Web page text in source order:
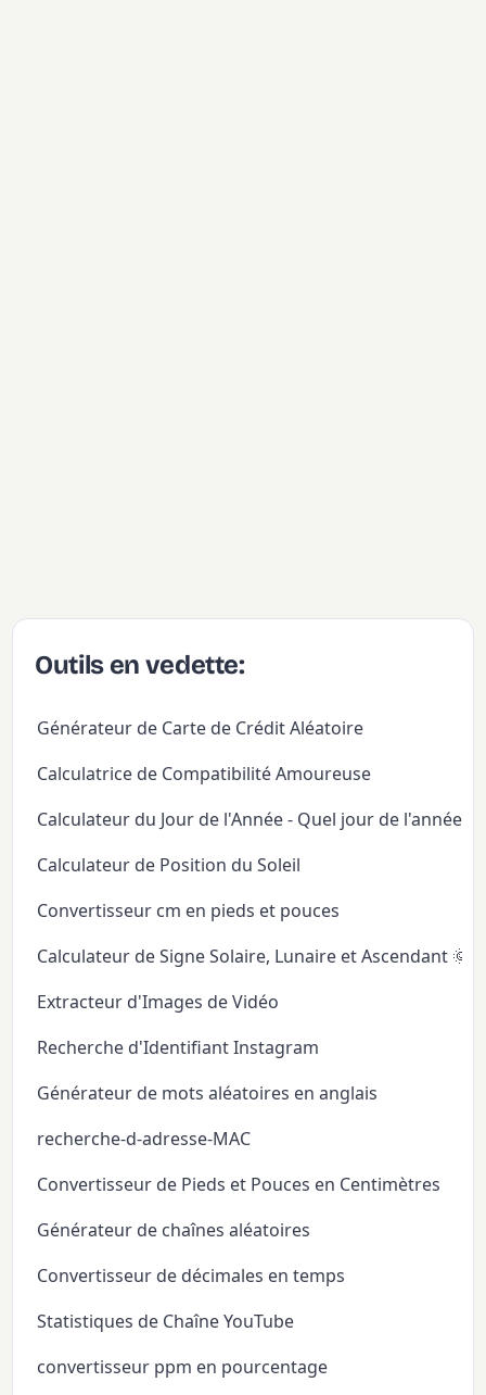
Outils en vedette:
Générateur de Carte de Crédit Aléatoire
Calculatrice de Compatibilité Amoureuse
Calculateur du Jour de l'Année - Quel jour de l'année
Calculateur de Position du Soleil
Convertisseur cm en pieds et pouces
Calculateur de Signe Solaire, Lunaire et Ascendant
Extracteur d'Images de Vidéo
Recherche d'Identifiant Instagram
Générateur de mots aléatoires en anglais
recherche-d-adresse-MAC
Convertisseur de Pieds et Pouces en Centimètres
Générateur de chaînes aléatoires
Convertisseur de décimales en temps
Statistiques de Chaîne YouTube
convertisseur ppm en pourcentage